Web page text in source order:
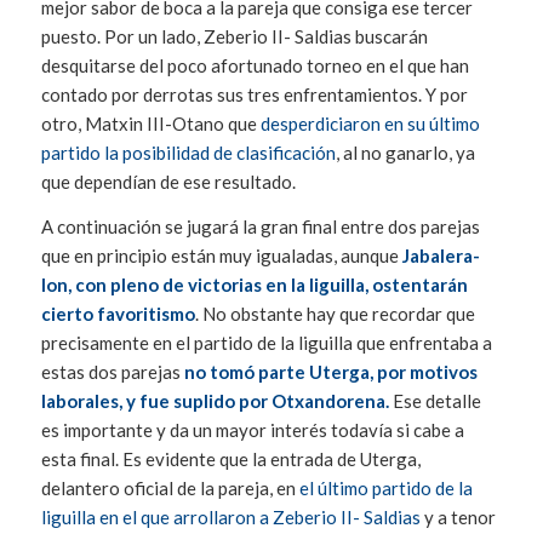
mejor sabor de boca a la pareja que consiga ese tercer
puesto. Por un lado, Zeberio II- Saldias buscarán
desquitarse del poco afortunado torneo en el que han
contado por derrotas sus tres enfrentamientos. Y por
otro, Matxin III-Otano quedesperdiciaron en su último
partido la posibilidad de clasificación, al no ganarlo, ya
que dependían de ese resultado.
A continuación se jugará la gran final entre dos parejas
que en principio están muy igualadas, aunqueJabalera-
Ion, con pleno de victorias en la liguilla, ostentarán
cierto favoritismo. No obstante hay que recordar que
precisamente en el partido de la liguilla que enfrentaba a
estas dos parejas no tomó parte Uterga, por motivos
laborales, y fue suplido por Otxandorena.Ese detalle
es importante y da un mayor interés todavía si cabe a
esta final. Es evidente que la entrada de Uterga,
delantero oficial de la pareja, en el último partido de la
liguilla en el que arrollaron a Zeberio II- Saldias y a tenor